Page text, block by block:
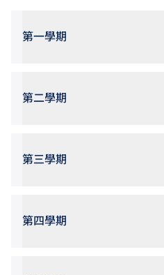
第一學期
第二學期
第三學期
第四學期